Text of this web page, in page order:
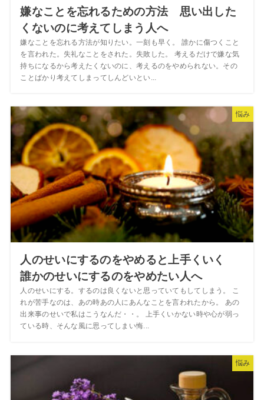
嫌なことを忘れるための方法 思い出した
くないのに考えてしまう人へ
嫌なことを忘れる方法が知りたい。一刻も早く。 誰かに傷つくこと
を言われた。失礼なことをされた。失敗した。 考えるだけで嫌な気
持ちになるから考えたくないのに、考えるのをやめられない。その
ことばかり考えてしまってしんどいとい...
悩み
人のせいにするのをやめると上手くいく
誰かのせいにするのをやめたい人へ
人のせいにする。するのは良くないと思っていてもしてしまう。 こ
れが苦手なのは、あの時あの人にあんなことを言われたから。 あの
出来事のせいで私はこうなんだ・・。 上手くいかない時や心が弱っ
ている時、そんな風に思ってしまい悔...
悩み